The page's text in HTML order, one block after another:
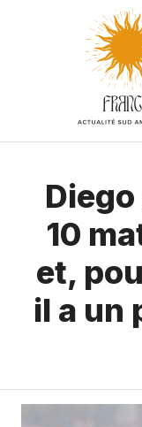
10
et,
il a un